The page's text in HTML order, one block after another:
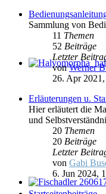
Sammlung von
11 Themen
52 Beiträge
Letzter
vonWerner
26. Apr
Erläuterungen u.
Hier erläutert die
und
20 Themen
20 Beiträge
Letzter
von Gabi
6. Jun 2024,